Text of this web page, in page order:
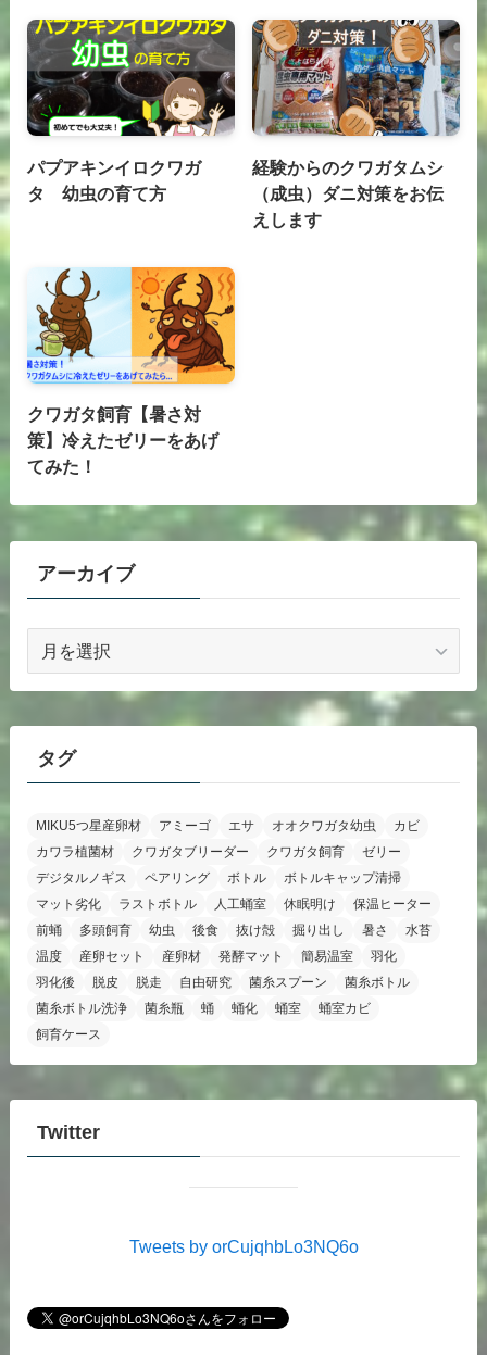
パプアキンイロクワガ
タ 幼虫の育て方
経験からのクワガタムシ
（成虫）ダニ対策をお伝
えします
クワガタ飼育【暑さ対
策】冷えたゼリーをあげ
てみた！
アーカイブ
カ
タグ
MIKU5つ星産卵材 アミーゴ エサ オオクワガタ幼虫
カビ
カワラ植菌材
クワガタブリーダー クワガタ飼育
ゼリー
デジタルノギス
ペアリング ボトル
ボトルキャップ清掃
マット劣化
ラストボトル 人工蛹室 休眠明け
保温ヒーター
前蛹
多頭飼育 幼虫 後食 抜け殻 掘り出し 暑さ
水苔
温度
産卵セット 産卵材 発酵マット 簡易温室
羽化
羽化後
脱皮 脱走 自由研究 菌糸スプーン
菌糸ボトル
菌糸ボトル洗浄
菌糸瓶 蛹 蛹化 蛹室
蛹室カビ
飼育ケース
Twitter
Tweets by orCujqhbLo3NQ6o